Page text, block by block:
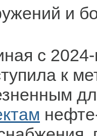
и
с 2024-
к